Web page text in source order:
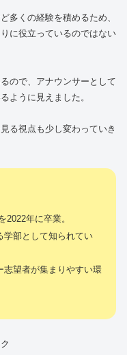
多くの経験を積めるため、
に役立っているのではない
ので、アナウンサーとして
ように見えました。
る視点も少し変わっていき
2022年に卒業。
学部として知られてい
志望者が集まりやすい環